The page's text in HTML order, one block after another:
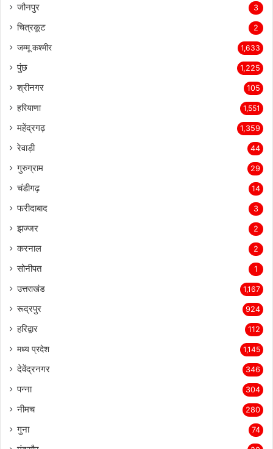
जौनपुर 3
चित्रकूट 2
जम्मू कश्मीर 1,633
पुंछ 1,225
श्रीनगर 105
हरियाणा 1,551
महेंद्रगढ़ 1,359
रेवाड़ी 44
गुरुग्राम 29
चंडीगढ़ 14
फरीदाबाद 3
झज्जर 2
करनाल 2
सोनीपत 1
उत्तराखंड 1,167
रूद्रपुर 924
हरिद्वार 112
मध्य प्रदेश 1,145
देवेंद्रनगर 346
पन्ना 304
नीमच 280
गुना 74